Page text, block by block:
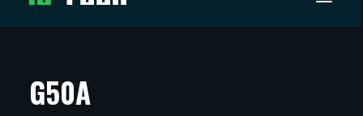
ARTIKKELIT
G50A